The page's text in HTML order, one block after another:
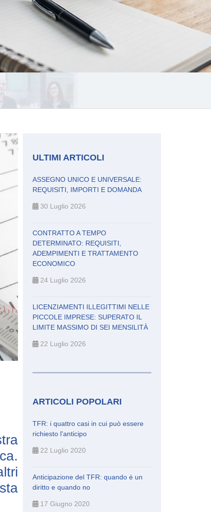
ULTIMI ARTICOLI
ASSEGNO UNICO E UNIVERSALE:
REQUISITI, IMPORTI E DOMANDA
30 Luglio 2026
CONTRATTO A TEMPO
DETERMINATO: REQUISITI,
ADEMPIMENTI E TRATTAMENTO
ECONOMICO
24 Luglio 2026
LICENZIAMENTI ILLEGITTIMI NELLE
PICCOLE IMPRESE: SUPERATO IL
LIMITE MASSIMO DI SEI MENSILITÀ
22 Luglio 2026
ARTICOLI POPOLARI
TFR: i quattro casi in cui può essere
richiesto l'anticipo
22 Luglio 2020
Anticipazione del TFR: quando è un
diritto e quando no
17 Giugno 2020